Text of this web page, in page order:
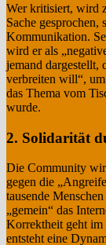
Wer kritisiert, wird
Sache gesprochen,
Kommunikation.
wird er als
jemand dargestellt,
verbreiten will“,
das Thema vom
wurde.
2. Solidarität
Die Community
gegen die
tausende
„gemein“ das
Korrektheit geht im
entsteht eine